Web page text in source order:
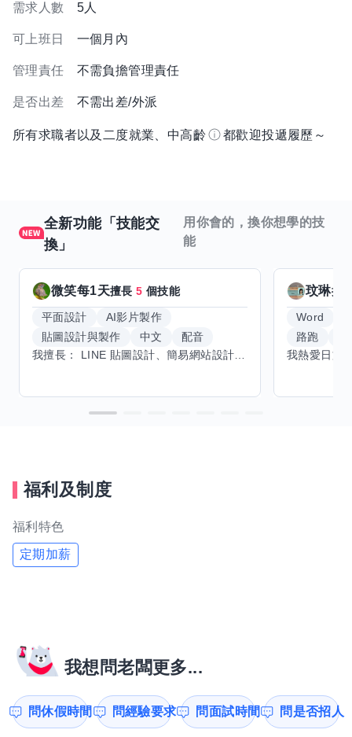
需求人數 5人
可上班日 一個月內
管理責任 不需負擔管理責任
是否出差 不需出差/外派
所有求職者以及二度就業、中高齡 都歡迎投遞履歷～
全新功能「技能交
換」
用你會的，換你想學的技
能
微笑每1天擅長5 個技能
平面設計
AI影片製作
貼圖設計與製作
中文
配音
玟琳擅
Word
路跑
福利及制度
福利特色
定期加薪
我想問老闆更多...
問休假時間 問經驗要求 問面試時間 問是否招人